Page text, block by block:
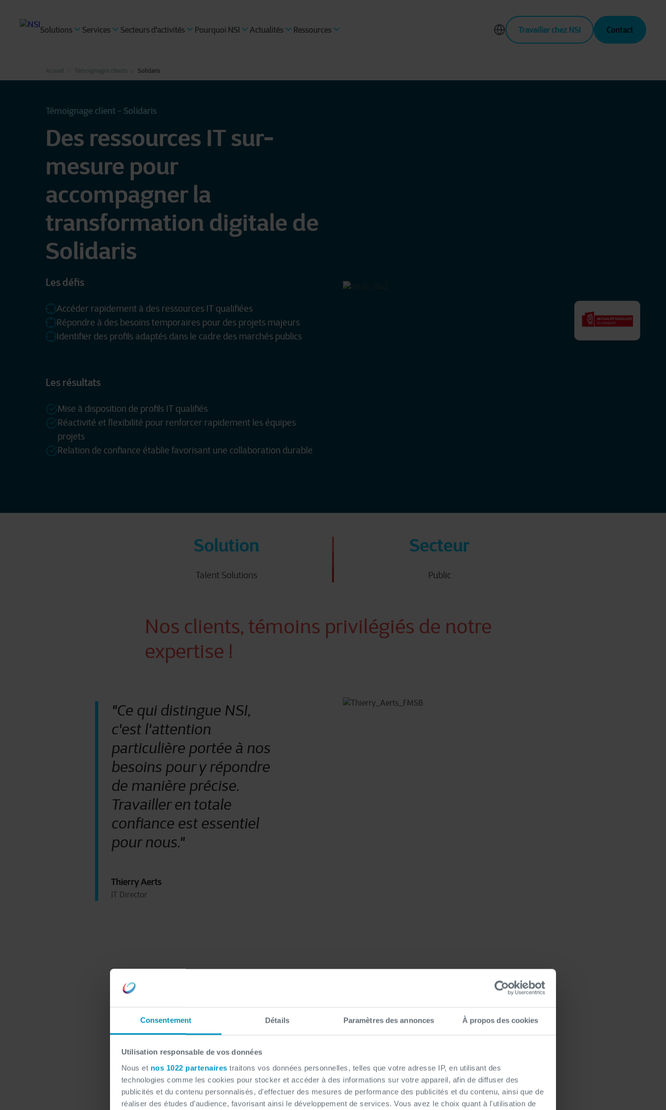
Consentement Détails Paramètres des annonces À propos des cookies
Utilisation responsable de vos données
Nous et nos 1022 partenaires traitons vos données personnelles, telles que votre adresse IP, en utilisant des
technologies comme les cookies pour stocker et accéder à des informations sur votre appareil, afin de diffuser des
publicités et du contenu personnalisés, d'effectuer des mesures de performance des publicités et du contenu, ainsi que de
réaliser des études d’audience, favorisant ainsi le développement de services. Vous avez le choix quant à l'utilisation de
Solutions Services Secteurs d'activités Pourquoi NSI Actualités Ressources Travailler chez NSI Contact
Accueil Témoignages clients Solidaris
Témoignage client - Solidaris
Des ressources IT sur-
mesure pour
accompagner la
transformation digitale de
Solidaris
Les défis
Accéder rapidement à des ressources IT qualifiées
Répondre à des besoins temporaires pour des projets majeurs
Identifier des profils adaptés dans le cadre des marchés publics
Les résultats
Mise à disposition de profils IT qualifiés
Réactivité et flexibilité pour renforcer rapidement les équipes
projets
Relation de confiance établie favorisant une collaboration durable
Solution
Talent Solutions
Secteur
Public
Nos clients, témoins privilégiés de notre
expertise !
"Ce qui distingue NSI,
c'est l'attention
particulière portée à nos
besoins pour y répondre
de manière précise.
Travailler en totale
confiance est essentiel
pour nous."
Thierry Aerts
IT Director
organisation et son domaine d'activité ?
Nous offrons des services tels que le remboursement des soins de santé, des vacances sociales,
et des services pour les jeunes et les seniors. Avec plus de 800 collaborateurset600 000
bénéficiaires , nous sommes un acteur majeur dans le secteur desmutuelleset des services
sociaux.